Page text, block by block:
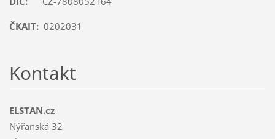
ČKAIT: 0202031
Kontakt
ELSTAN.cz
Nýřanská 32